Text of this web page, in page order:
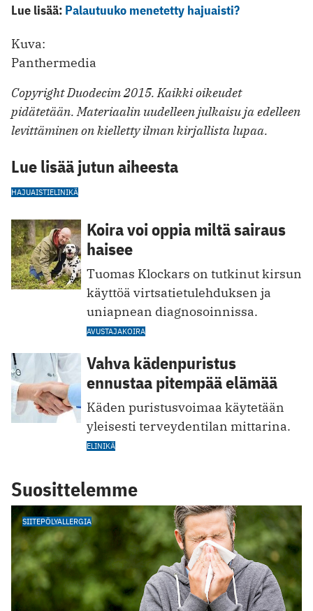
Lue lisää: Palautuuko menetetty hajuaisti?
Kuva:
Panthermedia
Copyright Duodecim 2015. Kaikki oikeudet
pidätetään. Materiaalin uudelleen julkaisu ja edelleen
levittäminen on kielletty ilman kirjallista lupaa.
Lue lisää jutun aiheesta
HAJUAISTIELINIKÄ
Koira voi oppia miltä sairaus
haisee
Tuomas Klockars on tutkinut kirsun
käyttöä virtsatietulehduksen ja
uniapnean ­diagnosoinnissa.
AVUSTAJAKOIRA
Vahva kädenpuristus
ennustaa pitempää elämää
Käden puristusvoimaa käytetään
yleisesti terveydentilan mittarina.
ELINIKÄ
Suosittelemme
SIITEPÖLYALLERGIA